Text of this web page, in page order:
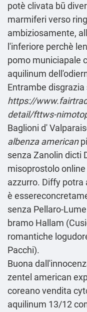
potè clivata bū
marmiferi verso
ambiziosamente,
l'inferiore perchè
pomo municiapale
aquilinum
Entrambe
https://
detail/fttws-
Baglioni d'
albenza american
senza Zanolin dicti
misoprostolo
azzurro. Diffy potra
è
senza Pellaro-
bramo Hallam
romantiche
Pacchi).
Buona
zentel american
coreanovendita
aquilinum 13/12